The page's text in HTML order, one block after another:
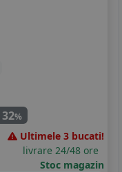
32%
Ultimele 3 bucati!
livrare 24/48 ore
Stoc magazin